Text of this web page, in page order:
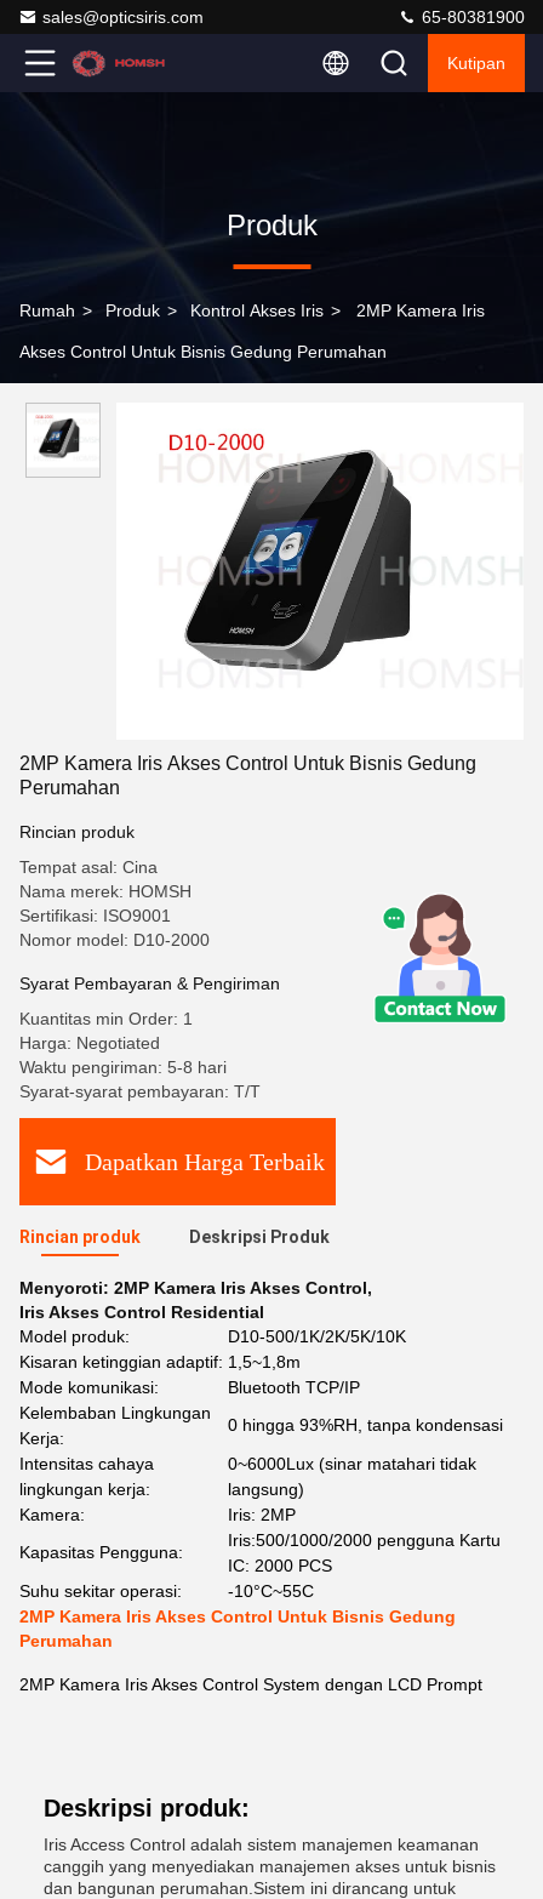
sales@opticsiris.com 65-80381900
Kutipan
Produk
Rumah > Produk > Kontrol Akses Iris > 2MP Kamera Iris
Akses Control Untuk Bisnis Gedung Perumahan
2MP Kamera Iris Akses Control Untuk Bisnis Gedung
Perumahan
Rincian produk
Tempat asal: Cina
Nama merek: HOMSH
Sertifikasi: ISO9001
Nomor model: D10-2000
Syarat Pembayaran & Pengiriman
Kuantitas min Order: 1
Harga: Negotiated
Waktu pengiriman: 5-8 hari
Syarat-syarat pembayaran: T/T
Dapatkan Harga Terbaik
Rincian produk Deskripsi Produk
Menyoroti: 2MP Kamera Iris Akses Control,
Iris Akses Control Residential
Model produk:
D10-500/1K/2K/5K/10K
Kisaran ketinggian adaptif: 1,5~1,8m
Mode komunikasi:
Bluetooth TCP/IP
Kelembaban Lingkungan
Kerja:
0 hingga 93%RH, tanpa kondensasi
Intensitas cahaya
lingkungan kerja:
0~6000Lux (sinar matahari tidak
langsung)
Kamera:
Iris: 2MP
Kapasitas Pengguna:
Iris:500/1000/2000 pengguna Kartu
IC: 2000 PCS
Suhu sekitar operasi:
-10°C~55C
2MP Kamera Iris Akses Control Untuk Bisnis Gedung
Perumahan
2MP Kamera Iris Akses Control System dengan LCD Prompt
Deskripsi produk:
Iris Access Control adalah sistem manajemen keamanan
canggih yang menyediakan manajemen akses untuk bisnis
dan bangunan perumahan.Sistem ini dirancang untuk